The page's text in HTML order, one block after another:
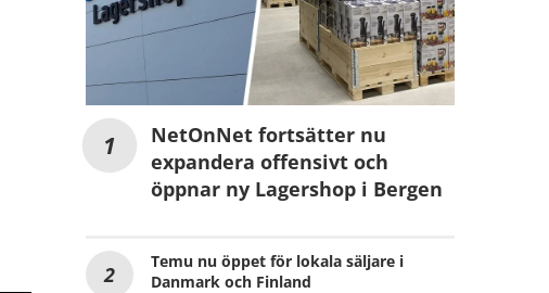
NetOnNet fortsätter nu
expandera offensivt och
öppnar ny Lagershop i Bergen
Temu nu öppet för lokala säljare i
Danmark och Finland